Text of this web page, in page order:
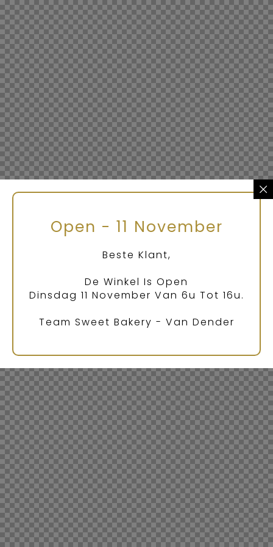
Open - 11 November
Beste Klant,
De Winkel Is Open
Dinsdag 11 November Van 6u Tot 16u.
Team Sweet Bakery - Van Dender